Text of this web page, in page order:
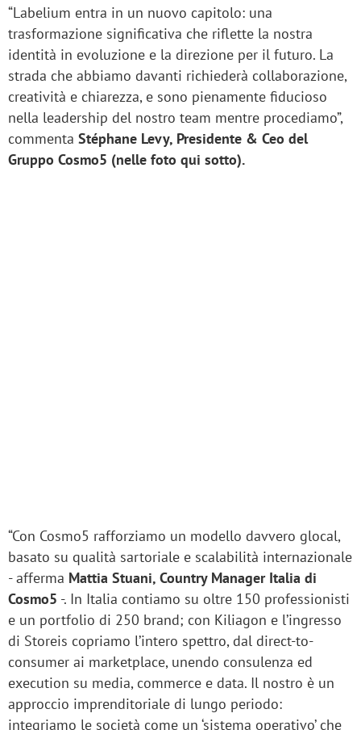
“Labelium entra in un nuovo capitolo: una
trasformazione significativa che riflette la nostra
identità in evoluzione e la direzione per il futuro. La
strada che abbiamo davanti richiederà collaborazione,
creatività e chiarezza, e sono pienamente fiducioso
nella leadership del nostro team mentre procediamo”,
commenta Stéphane Levy, Presidente & Ceo del
Gruppo Cosmo5 (nelle foto qui sotto).
“Con Cosmo5 rafforziamo un modello davvero glocal,
basato su qualità sartoriale e scalabilità internazionale
- afferma Mattia Stuani, Country Manager Italia di
Cosmo5 -. In Italia contiamo su oltre 150 professionisti
e un portfolio di 250 brand; con Kiliagon e l’ingresso
di Storeis copriamo l’intero spettro, dal direct-to-
consumer ai marketplace, unendo consulenza ed
execution su media, commerce e data. Il nostro è un
approccio imprenditoriale di lungo periodo:
integriamo le società come un ‘sistema operativo’ che